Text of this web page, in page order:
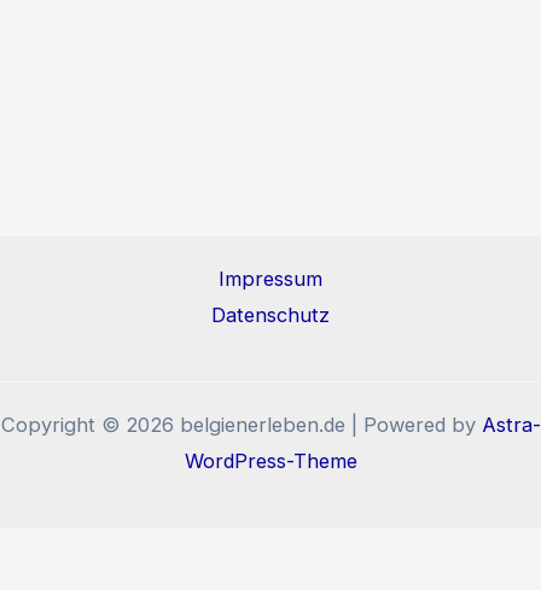
Impressum
Datenschutz
Copyright © 2026 belgienerleben.de | Powered by Astra-
WordPress-Theme